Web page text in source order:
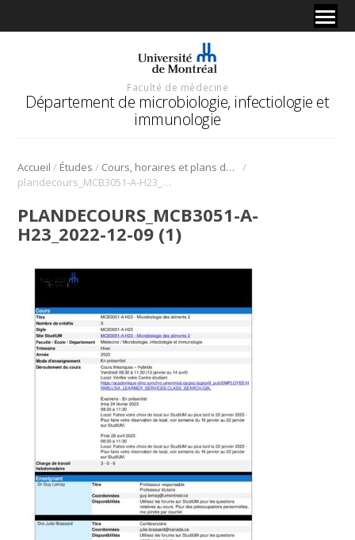
Faculté de médecine
Département de microbiologie, infectiologie et
immunologie
Accueil / Études / Cours, horaires et plans de cours
/
plandecours_MCB3051-A-H23_2022-12-09 (1)
PLANDECOURS_MCB3051-A-
H23_2022-12-09 (1)